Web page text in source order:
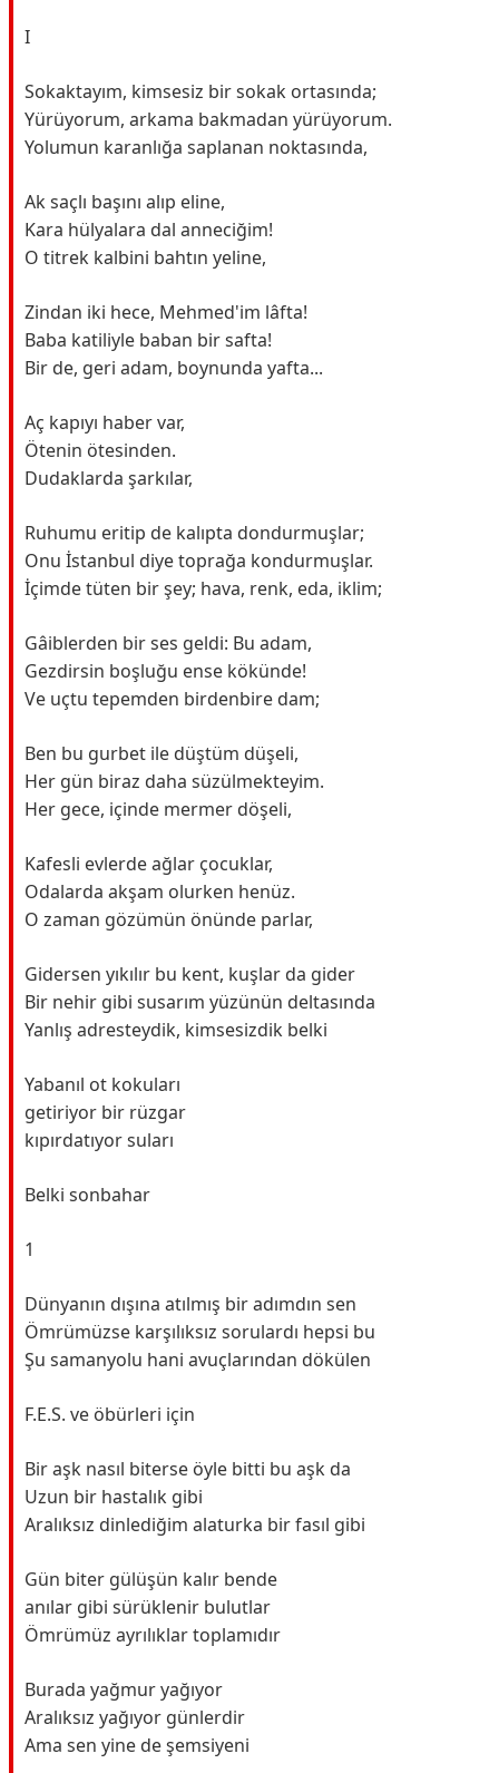
I
Sokaktayım, kimsesiz bir sokak ortasında;
Yürüyorum, arkama bakmadan yürüyorum.
Yolumun karanlığa saplanan noktasında,
Ak saçlı başını alıp eline,
Kara hülyalara dal anneciğim!
O titrek kalbini bahtın yeline,
Zindan iki hece, Mehmed'im lâfta!
Baba katiliyle baban bir safta!
Bir de, geri adam, boynunda yafta...
Aç kapıyı haber var,
Ötenin ötesinden.
Dudaklarda şarkılar,
Ruhumu eritip de kalıpta dondurmuşlar;
Onu İstanbul diye toprağa kondurmuşlar.
İçimde tüten bir şey; hava, renk, eda, iklim;
Gâiblerden bir ses geldi: Bu adam,
Gezdirsin boşluğu ense kökünde!
Ve uçtu tepemden birdenbire dam;
Ben bu gurbet ile düştüm düşeli,
Her gün biraz daha süzülmekteyim.
Her gece, içinde mermer döşeli,
Kafesli evlerde ağlar çocuklar,
Odalarda akşam olurken henüz.
O zaman gözümün önünde parlar,
Gidersen yıkılır bu kent, kuşlar da gider
Bir nehir gibi susarım yüzünün deltasında
Yanlış adresteydik, kimsesizdik belki
Yabanıl ot kokuları
getiriyor bir rüzgar
kıpırdatıyor suları
Belki sonbahar
1
Dünyanın dışına atılmış bir adımdın sen
Ömrümüzse karşılıksız sorulardı hepsi bu
Şu samanyolu hani avuçlarından dökülen
F.E.S. ve öbürleri için
Bir aşk nasıl biterse öyle bitti bu aşk da
Uzun bir hastalık gibi
Aralıksız dinlediğim alaturka bir fasıl gibi
Gün biter gülüşün kalır bende
anılar gibi sürüklenir bulutlar
Ömrümüz ayrılıklar toplamıdır
Burada yağmur yağıyor
Aralıksız yağıyor günlerdir
Ama sen yine de şemsiyeni